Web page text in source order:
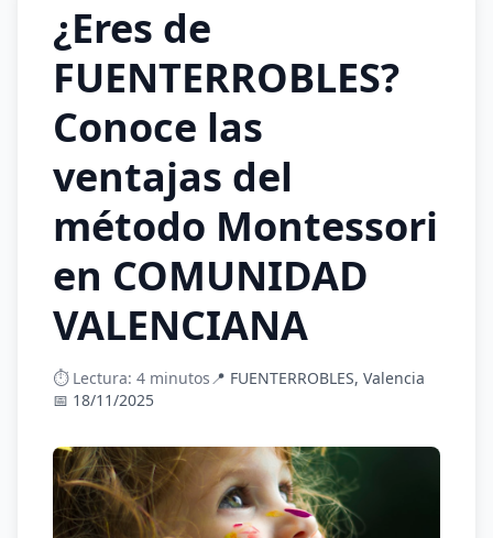
¿Eres de
FUENTERROBLES?
Conoce las
ventajas del
método Montessori
en COMUNIDAD
VALENCIANA
⏱️ Lectura: 4 minutos📍 FUENTERROBLES, Valencia
📅 18/11/2025